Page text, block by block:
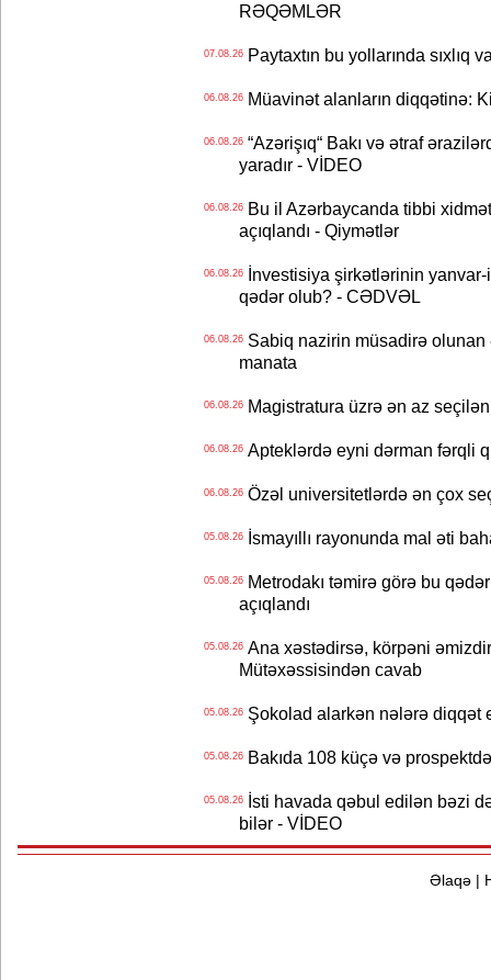
RƏQƏMLƏR
07.08.26Paytaxtın bu yollarında sıxlıq
06.08.26Müavinət alanların diqqətinə:
06.08.26“Azərişıq“ Bakı və ətraf
yaradır - VİDEO
06.08.26Bu il Azərbaycanda tibbi
açıqlandı - Qiymətlər
06.08.26İnvestisiya şirkətlərinin yanvar-
qədər olub? - CƏDVƏL
06.08.26Sabiq nazirin müsadirə olunan
manata
06.08.26Magistratura üzrə ən az
06.08.26Apteklərdə eyni dərman fərqli
06.08.26Özəl universitetlərdə ən çox
05.08.26İsmayıllı rayonunda mal əti
05.08.26Metrodakı təmirə görə bu
açıqlandı
05.08.26Ana xəstədirsə, körpəni
Mütəxəssisindən cavab
05.08.26Şokolad alarkən nələrə diqqət
05.08.26Bakıda 108 küçə və
05.08.26İsti havada qəbul edilən bəzi
bilər - VİDEO
Əlaqə|